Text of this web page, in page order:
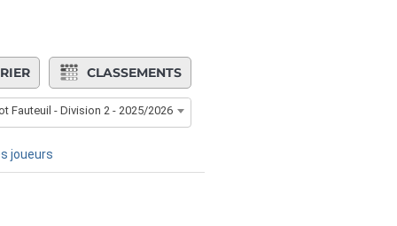
CLASSEMENTS
Fauteuil - Division 2 - 2025/2026
joueurs